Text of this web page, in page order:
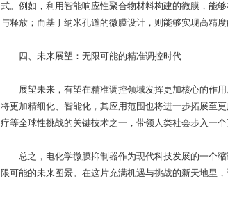
式。例如，利用智能响应性聚合物材料构建的微膜，能
与释放；而基于纳米孔道的微膜设计，则能够实现高精
四、未来展望：无限可能的精准调控时代
展望未来，有望在精准调控领域发挥更加核心的作用
将更加精细化、智能化，其应用范围也将进一步拓展至
疗等全球性挑战的关键技术之一，带领人类社会步入一
总之，电化学微膜抑制器作为现代科技发展的一个缩
限可能的未来图景。在这片充满机遇与挑战的新天地里